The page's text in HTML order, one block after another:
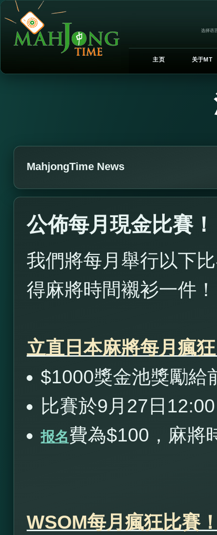
选择语
主页 关于MT
MahjongTime News
公佈每月現金比賽！
我們將每月舉行以下
得麻將時間襯衫一件！
立直日本麻將每月瘋
$1000獎金池獎勵給
比賽於9月27日
报名費為$100，麻將
WSOM每月瘋狂比賽